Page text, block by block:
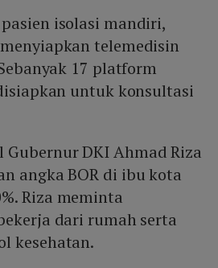
isolasi mandiri,
telemedisin
17 platform
untuk konsultasi
Gubernur DKI Ahmad Riza
angka BOR di ibu kota
Riza meminta
dari rumah serta
kesehatan.